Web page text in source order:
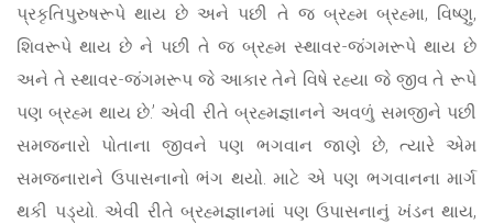
પ્રકૃતિપુરુષરૂપે થાય છે અને પછી તે જ બ્રહ્મ બ્રહ્મા, વિષ્ણુ,
શિવરૂપે થાય છે ને પછી તે જ બ્રહ્મ સ્થાવર-જંગમરૂપે થાય છે
અને તે સ્થાવર-જંગમરૂપ જે આકાર તેને વિષે રહ્યા જે જીવ તે રૂપે
પણ બ્રહ્મ થાય છે.’ એવી રીતે બ્રહ્મજ્ઞાનને અવળું સમજીને પછી
સમજનારો પોતાના જીવને પણ ભગવાન જાણે છે, ત્યારે એમ
સમજનારાને ઉપાસનાનો ભંગ થયો. માટે એ પણ ભગવાનના માર્ગ
થકી પડ્યો. એવી રીતે બ્રહ્મજ્ઞાનમાં પણ ઉપાસનાનું ખંડન થાય,